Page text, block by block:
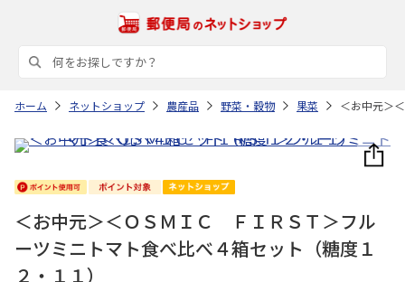
ホーム ネットショップ 農産品 野菜・穀物 果菜 ＜お中元＞
＜お中元＞＜ＯＳＭＩＣ ＦＩＲＳＴ＞フル
ーツミニトマト食べ比べ４箱セット（糖度１
２・１１）